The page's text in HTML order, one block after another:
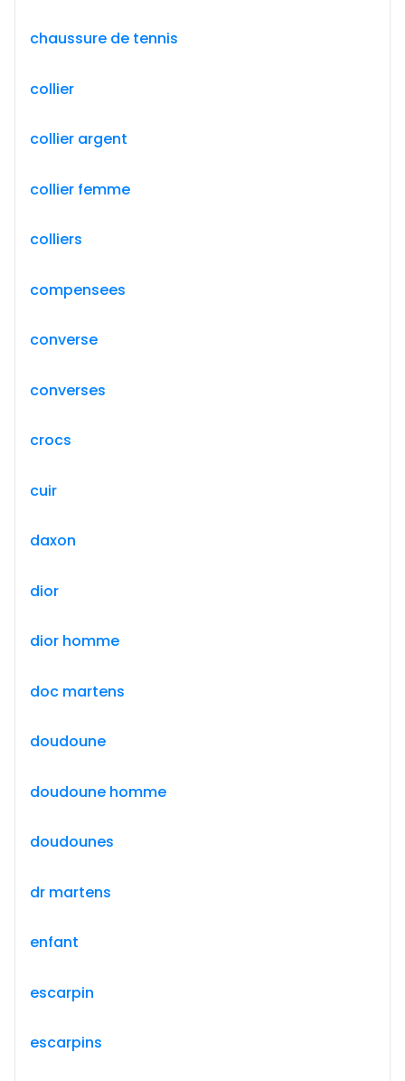
chaussure de tennis
collier
collier argent
collier femme
colliers
compensees
converse
converses
crocs
cuir
daxon
dior
dior homme
doc martens
doudoune
doudoune homme
doudounes
dr martens
enfant
escarpin
escarpins